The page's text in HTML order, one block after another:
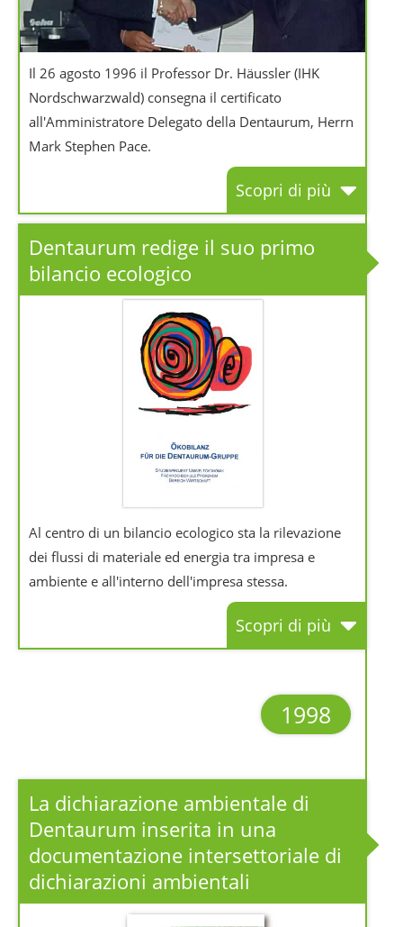
Il 26 agosto 1996 il Professor Dr. Häussler (IHK
Nordschwarzwald) consegna il certificato
all'Amministratore Delegato della Dentaurum, Herrn
Mark Stephen Pace.
Scopri di più
Dentaurum redige il suo primo
bilancio ecologico
Al centro di un bilancio ecologico sta la rilevazione
dei flussi di materiale ed energia tra impresa e
ambiente e all'interno dell'impresa stessa.
Scopri di più
1998
La dichiarazione ambientale di
Dentaurum inserita in una
documentazione intersettoriale di
dichiarazioni ambientali